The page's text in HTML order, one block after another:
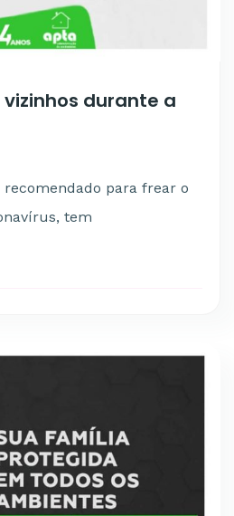
durante a
recomendado para frear o
tem